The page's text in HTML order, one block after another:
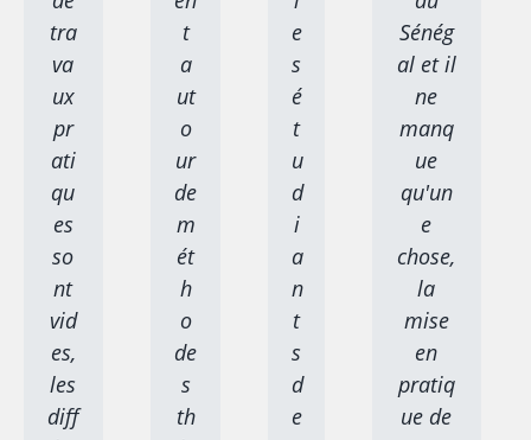
tra
va
ux
pr
ati
qu
es
so
nt
vid
es,
les
diff
t
a
ut
o
ur
de
m
ét
h
o
de
s
th
e
s
é
t
u
d
i
a
n
t
s
d
e
Sénég
al et il
ne
manq
ue
qu'un
e
chose,
la
mise
en
pratiq
ue de